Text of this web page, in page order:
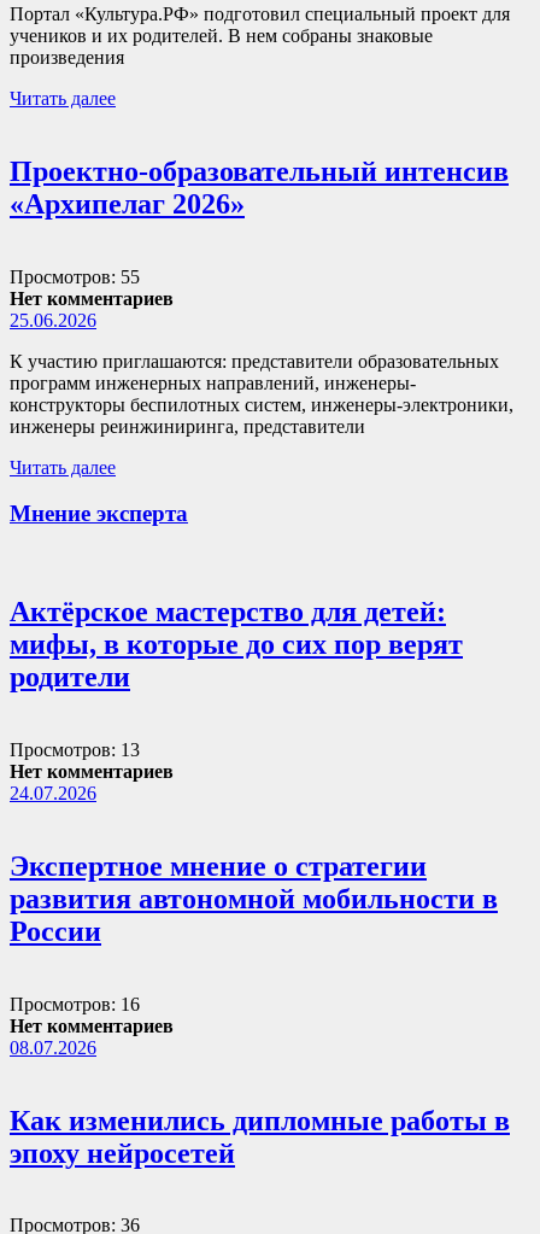
Портал «Культура.РФ» подготовил специальный проект для
учеников и их родителей. В нем собраны знаковые
произведения
Читать далее
Проектно-образовательный интенсив
«Архипелаг 2026»
Просмотров: 55
Нет комментариев
25.06.2026
К участию приглашаются: представители образовательных
программ инженерных направлений, инженеры-
конструкторы беспилотных систем, инженеры-электроники,
инженеры реинжиниринга, представители
Читать далее
Мнение эксперта
Актёрское мастерство для детей:
мифы, в которые до сих пор верят
родители
Просмотров: 13
Нет комментариев
24.07.2026
Экспертное мнение о стратегии
развития автономной мобильности в
России
Просмотров: 16
Нет комментариев
08.07.2026
Как изменились дипломные работы в
эпоху нейросетей
Просмотров: 36